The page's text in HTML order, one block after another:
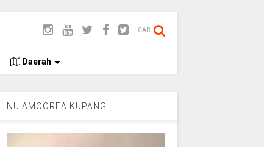
CARI
Daerah
NU AMOOREA KUPANG